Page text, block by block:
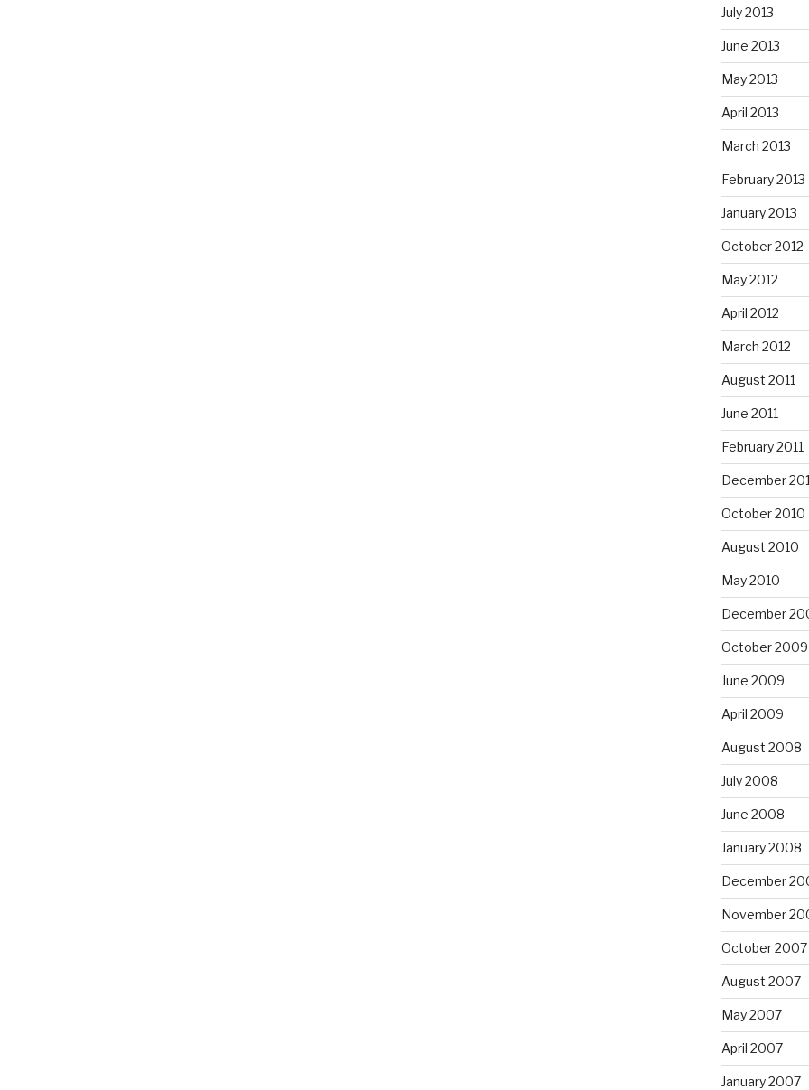
July 2013
June 2013
May 2013
April 2013
March 2013
February 2013
January 2013
October 2012
May 2012
April 2012
March 2012
August 2011
June 2011
February 2011
December
October 2010
August 2010
May 2010
December
October 2009
June 2009
April 2009
August 2008
July 2008
June 2008
January 2008
December
November
October 2007
August 2007
May 2007
April 2007
January 2007